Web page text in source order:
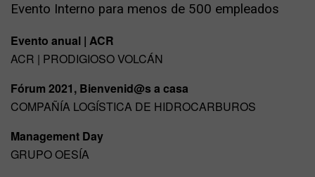
Evento Interno para menos de 500 empleados
Evento anual | ACR
ACR | PRODIGIOSO VOLCÁN
Fórum 2021, Bienvenid@s a casa
COMPAÑÍA LOGÍSTICA DE HIDROCARBUROS
Management Day
GRUPO OESÍA